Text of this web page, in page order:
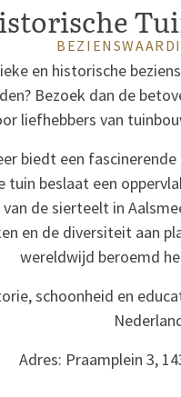
en historische
Bezoek dan de
liefhebbers van
biedt een
tuin beslaat een
de sierteelt in
en de diversiteit aan
wereldwijd beroemd
schoonheid en
Adres: Praamplein 3,